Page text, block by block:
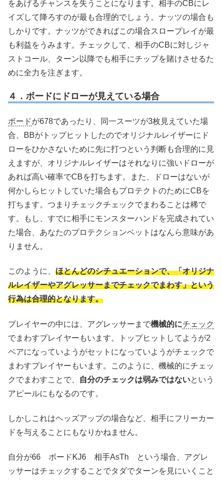
をあげるチャンスを失うことになります。相手のCBにレ
イズして降ろすのが最も合理的でしょう。ナッツの場合も
しかりです。ナッツができればこの場合スロープレイが最
も利益をうみます。チェックして、相手のCBに対しジャ
ストコール、ターン以降でも相手にチップを賭けさせるた
めに全力を注ぎます。
４．ボードにドローが見えている場合
ボードが678であったり、同一スーツが3枚見えていた場
合、BBがトップヒットしたのでオリジナルレイザーにド
ローをひかさないために先に打つという判断も合理的に見
えますが、オリジナルレイザーはそれなりに強いドローが
あれば高い確率でCBを打ちます。また、ドローはないが
何かしらヒットしていた場合もプロテクトのためにCBを
打ちます。つまりチェックチェックでまわることは稀で
す。もし、すでに相手にモンスターハンドを完成されてい
た場合、あなたのプロテクションベットはなんら意味があ
りません。
このように、 ほとんどのシチュエーションで、「オリジナ
ルレイザーやアグレッサーまでチェックでまわす」という
行為は合理的となります。
プレイヤーの中には、アグレッサーまで機械的にチェック
でまわすプレイヤーもいます。トップヒットしてようが2
ペアになっていようがセットになっていようがチェックで
まわすプレイヤーもいます。このように、機械的にチェッ
クでまわすことで、
自分のチェックは弱みではないという
アピールにもなるのです。
しかしこれはヘッズアップの場合など、相手にフリーカー
ドを与えることにもなりかねません。
自分が66 ボードKJ6 相手AsTh という場合、アグレ
ッサーはチェックすることでタダでターンを見にいくこと